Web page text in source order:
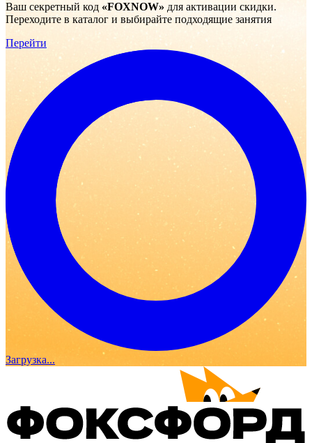
Ваш секретный код «FOXNOW» для активации скидки.
Переходите в каталог и выбирайте подходящие занятия
Перейти
Загрузка...